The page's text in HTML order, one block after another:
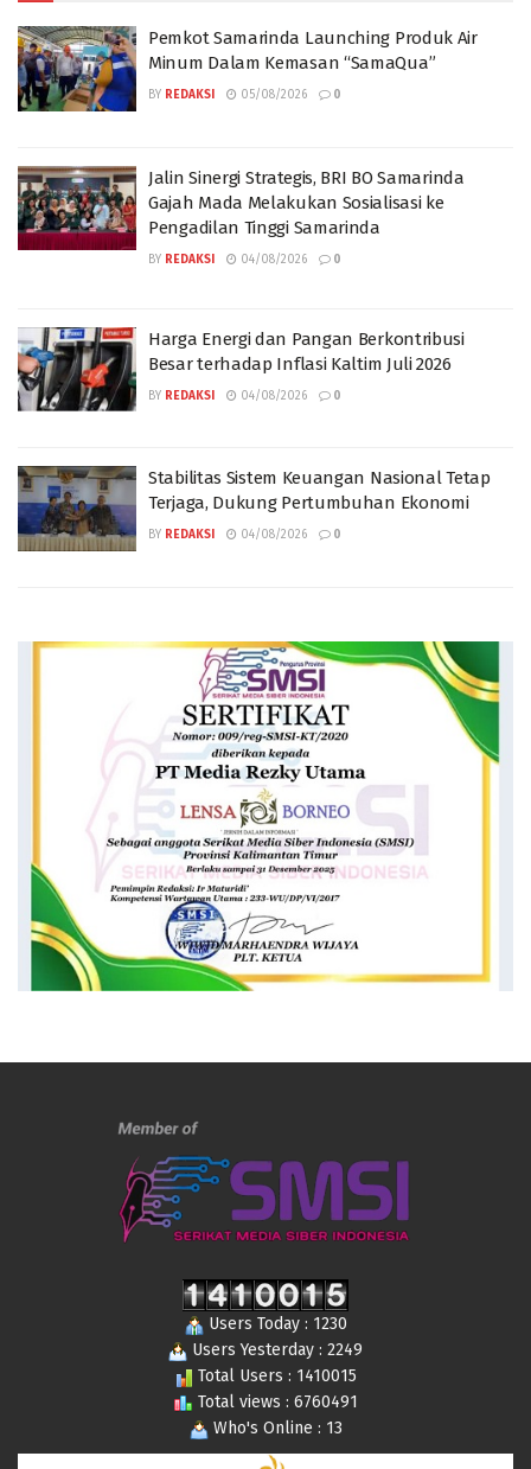
Pemkot Samarinda Launching Produk Air
Minum Dalam Kemasan “SamaQua”
BY REDAKSI 05/08/2026 0
Jalin Sinergi Strategis, BRI BO Samarinda
Gajah Mada Melakukan Sosialisasi ke
Pengadilan Tinggi Samarinda
BY REDAKSI 04/08/2026 0
Harga Energi dan Pangan Berkontribusi
Besar terhadap Inflasi Kaltim Juli 2026
BY REDAKSI 04/08/2026 0
Stabilitas Sistem Keuangan Nasional Tetap
Terjaga, Dukung Pertumbuhan Ekonomi
BY REDAKSI 04/08/2026 0
Users Today : 1230
Users Yesterday : 2249
Total Users : 1410015
Total views : 6760491
Who's Online : 13